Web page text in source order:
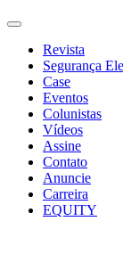
Revista
Segurança
Case
Eventos
Colunistas
Vídeos
Assine
Contato
Anuncie
Carreira
EQUITY